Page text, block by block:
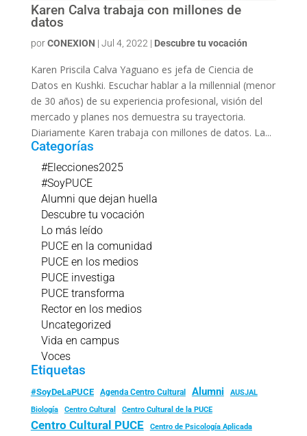
Karen Calva trabaja con millones de
datos
porCONEXION | Jul 4, 2022 | Descubre tu vocación
Karen Priscila Calva Yaguano es jefa de Ciencia de
Datos en Kushki. Escuchar hablar a la millennial (menor
de 30 años) de su experiencia profesional, visión del
mercado y planes nos demuestra su trayectoria.
Diariamente Karen trabaja con millones de datos. La...
Categorías
#Elecciones2025
#SoyPUCE
Alumni que dejan huella
Descubre tu vocación
Lo más leído
PUCE en la comunidad
PUCE en los medios
PUCE investiga
PUCE transforma
Rector en los medios
Uncategorized
Vida en campus
Voces
Etiquetas
#SoyDeLaPUCE Agenda Centro Cultural Alumni
AUSJAL
Biología
Centro Cultural Centro Cultural de la PUCE
Centro Cultural PUCE Centro de Psicología Aplicada